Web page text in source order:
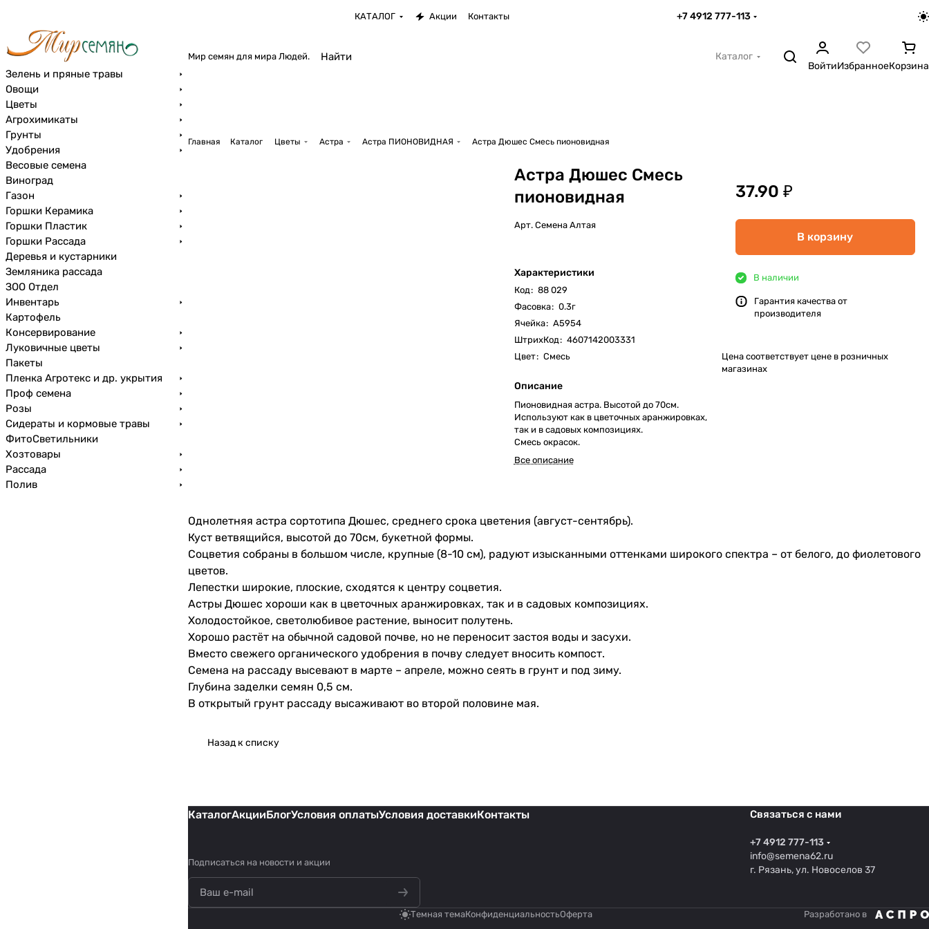
КАТАЛОГ Акции Контакты +7 4912 777-113
Мир семян для мира Людей.
Каталог
ВойтиИзбранноеКорзина
Главная Каталог Цветы Астра Астра ПИОНОВИДНАЯ Астра Дюшес Смесь пионовидная
Астра Дюшес Смесь
пионовидная
Арт. Семена Алтая
Характеристики
Код: 88 029
Фасовка: 0.3г
Ячейка: А5954
ШтрихКод: 4607142003331
Цвет: Смесь
Описание
Пионовидная астра. Высотой до 70см.
Используют как в цветочных аранжировках,
так и в садовых композициях.
Смесь окрасок.
Все описание
37.90 ₽
В корзину
В наличии
Гарантия качества от
производителя
Цена соответствует цене в розничных
магазинах
Однолетняя астра сортотипа Дюшес, среднего срока цветения (август-сентябрь).
Куст ветвящийся, высотой до 70см, букетной формы.
Соцветия собраны в большом числе, крупные (8-10 см), радуют изысканными оттенками широкого спектра – от белого, до фиолетового
цветов.
Лепестки широкие, плоские, сходятся к центру соцветия.
Астры Дюшес хороши как в цветочных аранжировках, так и в садовых композициях.
Холодостойкое, светолюбивое растение, выносит полутень.
Хорошо растёт на обычной садовой почве, но не переносит застоя воды и засухи.
Вместо свежего органического удобрения в почву следует вносить компост.
Семена на рассаду высевают в марте – апреле, можно сеять в грунт и под зиму.
Глубина заделки семян 0,5 см.
В открытый грунт рассаду высаживают во второй половине мая.
Назад к списку
КаталогАкцииБлогУсловия оплатыУсловия доставкиКонтакты
Подписаться на новости и акции
Связаться с нами
+7 4912 777-113
info@semena62.ru
г. Рязань, ул. Новоселов 37
Темная темаКонфиденциальностьОферта Разработано в
Зелень и пряные травы
Овощи
Цветы
Агрохимикаты
Грунты
Удобрения
Весовые семена
Виноград
Газон
Горшки Керамика
Горшки Пластик
Горшки Рассада
Деревья и кустарники
Земляника рассада
ЗОО Отдел
Инвентарь
Картофель
Консервирование
Луковичные цветы
Пакеты
Пленка Агротекс и др. укрытия
Проф семена
Розы
Сидераты и кормовые травы
ФитоСветильники
Хозтовары
Рассада
Полив